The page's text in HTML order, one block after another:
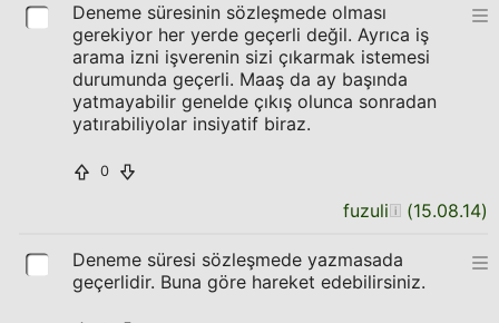
Deneme süresinin sözleşmede olması
gerekiyor her yerde geçerli değil. Ayrıca iş
arama izni işverenin sizi çıkarmak istemesi
durumunda geçerli. Maaş da ay başında
yatmayabilir genelde çıkış olunca sonradan
yatırabiliyolar insiyatif biraz.
0
fuzuli (15.08.14)
Deneme süresi sözleşmede yazmasada
geçerlidir. Buna göre hareket edebilirsiniz.